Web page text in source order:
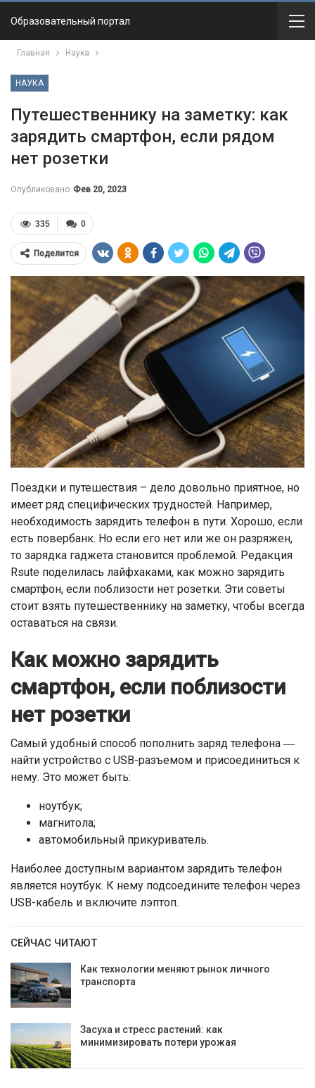
Образовательный портал
Главная Наука
НАУКА
Путешественнику на заметку: как
зарядить смартфон, если рядом
нет розетки
Опубликовано Фев 20, 2023
0
335
Поделится
Поездки и путешествия – дело довольно приятное, но
имеет ряд специфических трудностей. Например,
необходимость зарядить телефон в пути. Хорошо, если
есть повербанк. Но если его нет или же он разряжен,
то зарядка гаджета становится проблемой. Редакция
Rsute поделилась лайфхаками, как можно зарядить
смартфон, если поблизости нет розетки. Эти советы
стоит взять путешественнику на заметку, чтобы всегда
оставаться на связи.
Как можно зарядить
смартфон, если поблизости
нет розетки
Самый удобный способ пополнить заряд телефона ―
найти устройство с USB-разъемом и присоединиться к
нему. Это может быть:
ноутбук;
магнитола;
автомобильный прикуриватель.
Наиболее доступным вариантом зарядить телефон
является ноутбук. К нему подсоедините телефон через
USB-кабель и включите лэптоп.
СЕЙЧАС ЧИТАЮТ
Как технологии меняют рынок личного
транспорта
Засуха и стресс растений: как
минимизировать потери урожая